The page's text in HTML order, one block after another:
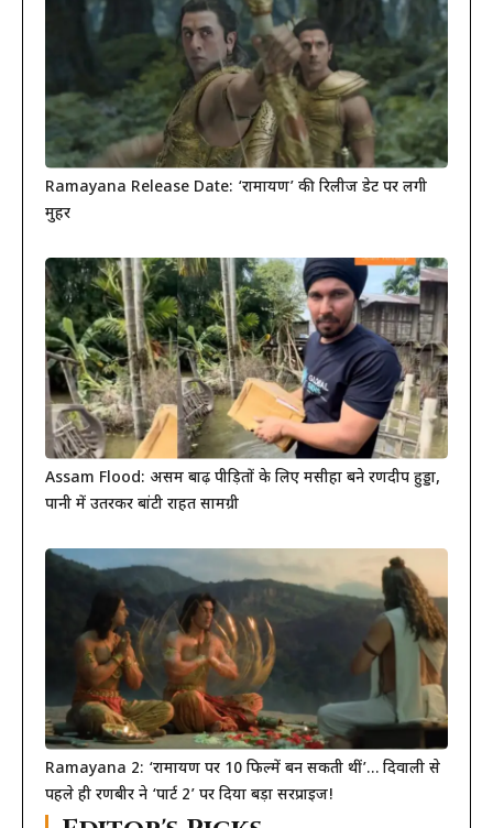
Ramayana Release Date: ‘रामायण’ की रिलीज डेट पर लगी
मुहर
Assam Flood: असम बाढ़ पीड़ितों के लिए मसीहा बने रणदीप हुड्डा,
पानी में उतरकर बांटी राहत सामग्री
Ramayana 2: ‘रामायण पर 10 फिल्में बन सकती थीं’… दिवाली से
पहले ही रणबीर ने ‘पार्ट 2’ पर दिया बड़ा सरप्राइज!